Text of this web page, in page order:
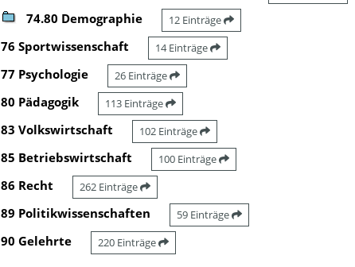
74.80 Demographie 12 Einträge
76 Sportwissenschaft 14 Einträge
77 Psychologie 26 Einträge
80 Pädagogik 113 Einträge
83 Volkswirtschaft 102 Einträge
85 Betriebswirtschaft 100 Einträge
86 Recht 262 Einträge
89 Politikwissenschaften 59 Einträge
90 Gelehrte 220 Einträge